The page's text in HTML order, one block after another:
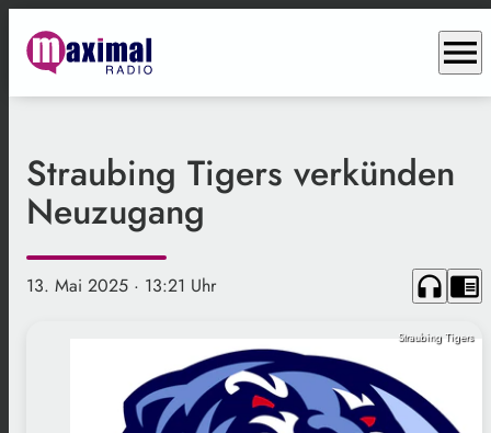
menu
Straubing Tigers verkünden
Neuzugang
13. Mai 2025 · 13:21 Uhr headphones chrome_reader_mode
Straubing Tigers